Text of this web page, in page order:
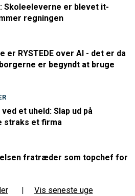
Skoleeleverne er blevet it-
regningen
er RYSTEDE over AI - det er da
er begyndt at bruge
et uheld: Slap ud på
straks et firma
fratræder som topchef for
Vis seneste uge